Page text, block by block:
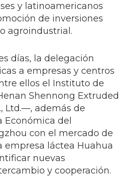
y latinoamericanos
de inversiones
agroindustrial.
días, la delegación
a empresas y centros
ellos el Instituto de
Shennong Extruded
Ltd.—, además de
Económica del
con el mercado de
empresa láctea Huahua
nuevas
y cooperación.